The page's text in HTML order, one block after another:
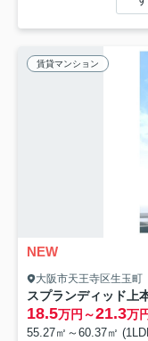
賃貸マンション
NEW
大阪市天王寺区生玉町
スプランディッド上
18.5万円～21.3万
55.27㎡～60.37㎡